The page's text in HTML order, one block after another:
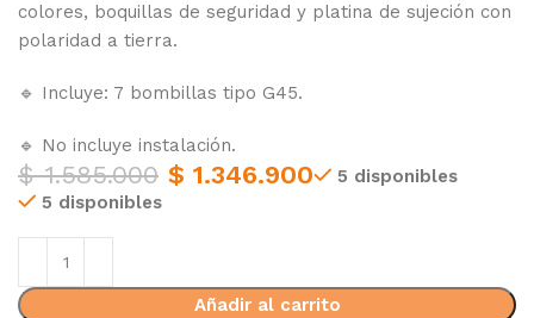
colores, boquillas de seguridad y platina de sujeción con
polaridad a tierra.
🔹 Incluye: 7 bombillas tipo G45.
🔹 No incluye instalación.
$1.585.000 $ 1.346.900
5 disponibles
5 disponibles
Añadir al carrito